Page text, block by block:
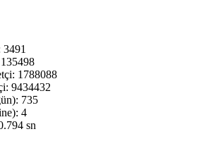
3491
135498
1788088
9434432
735
4
sn